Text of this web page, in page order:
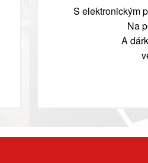
S elektronickým
Na
A